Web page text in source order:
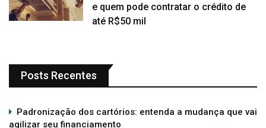
e quem pode contratar o crédito de
até R$50 mil
Posts Recentes
Padronização dos cartórios: entenda a mudança que vai
agilizar seu financiamento